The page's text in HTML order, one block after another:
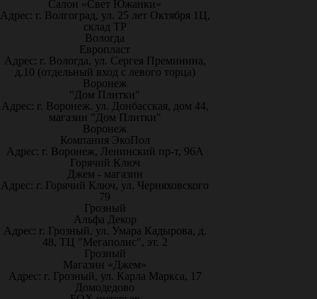
Салон «Свет Южанки»
Адрес: г. Волгоград, ул. 25 лет Октября 1Ц,
склад ТР
Вологда
Европласт
Адрес: г. Вологда, ул. Сергея Преминина,
д.10 (отдельный вход с левого торца)
Воронеж
"Дом Плитки"
Адрес: г. Воронеж. ул. Донбасская, дом 44,
магазин "Дом Плитки"
Воронеж
Компания ЭкоПол
Адрес: г. Воронеж, Ленинский пр-т, 96А
Горячий Ключ
Джем - магазин
Адрес: г. Горячий Ключ, ул. Черняховского
79
Грозный
Альфа Декор
Адрес: г. Грозный, ул. Умара Кадырова, д.
48, ТЦ "Мегаполис", эт. 2
Грозный
Магазин «Джем»
Адрес: г. Грозный, ул. Карла Маркса, 17
Домодедово